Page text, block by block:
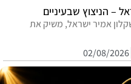
– הניצוץ שבעיניים
אמיר ישראל, משיק את
02/08/2026